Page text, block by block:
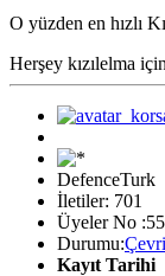
O yüzden en hızlı
Herşey kızılelma için
DefenceTurk
İletiler: 701
Üyeler No
Durumu:
Kayıt Tarihi